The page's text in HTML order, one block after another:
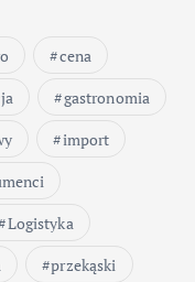
cena
gastronomia
import
Logistyka
przekąski